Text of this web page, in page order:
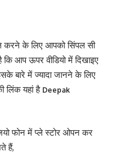
करने के लिए आपको सिंपल सी
कि आप ऊपर वीडियो में दिखाइए
बारे में ज्यादा जानने के लिए
लिंक यहां है Deepak
फोन में प्ले स्टोर ओपन कर
हैं,